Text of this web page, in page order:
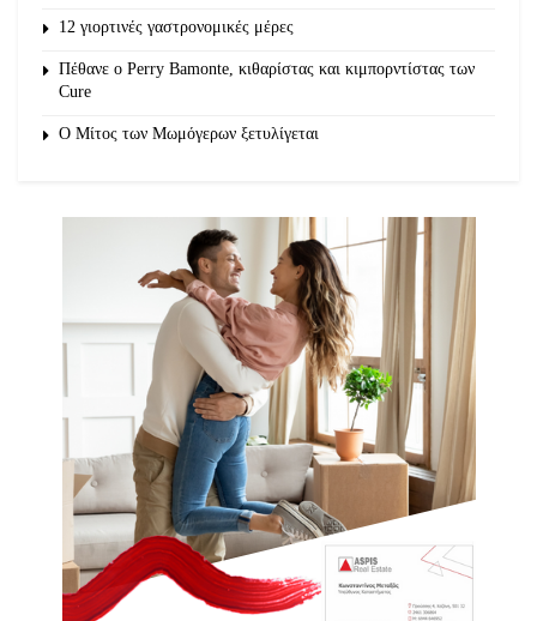
12 γιορτινές γαστρονομικές μέρες
Πέθανε ο Perry Bamonte, κιθαρίστας και κιμπορντίστας των
Cure
O Μίτος των Μωμόγερων ξετυλίγεται